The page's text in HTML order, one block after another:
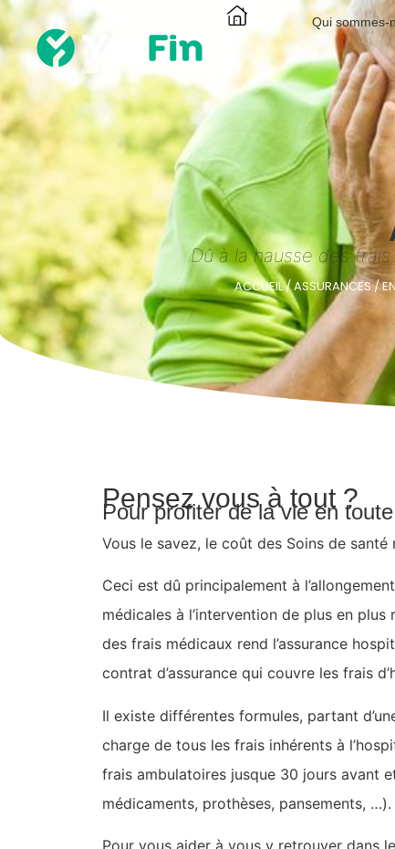
Qui sommes-
Dû à la hausse des
ACCUEIL/ASSURANCES/
Pensez vous à tout ?
Pour profiter de la vie en
Vous le savez, le coût des Soins de
Ceci est dû principalement à
médicales à l’intervention de plus en
des frais médicaux rend l’assurance
contrat d’assurance qui couvre les frais
Il existe différentes formules, partant
charge de tous les frais inhérents à
frais ambulatoires jusque 30 jours avant
médicaments, prothèses, pansements, …).